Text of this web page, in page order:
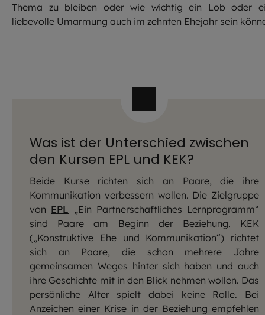
Thema zu bleiben oder wie wichtig ein Lob oder
liebevolle Umarmung auch im zehnten Ehejahr sein
Was ist der Unterschied zwischen
den Kursen EPL und KEK?
Beide Kurse richten sich an Paare, die ihre
Kommunikation verbessern wollen. Die Zielgruppe
von EPL „Ein Partnerschaftliches Lernprogramm“
sind Paare am Beginn der Beziehung. KEK
(„Konstruktive Ehe und Kommunikation“) richtet
sich an Paare, die schon mehrere Jahre
gemeinsamen Weges hinter sich haben und auch
ihre Geschichte mit in den Blick nehmen wollen. Das
persönliche Alter spielt dabei keine Rolle. Bei
Anzeichen einer Krise in der Beziehung empfehlen